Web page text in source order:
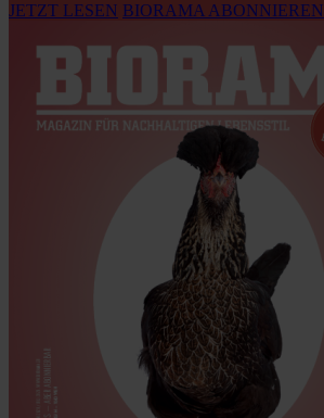
JETZT LESEN BIORAMA ABONNIEREN